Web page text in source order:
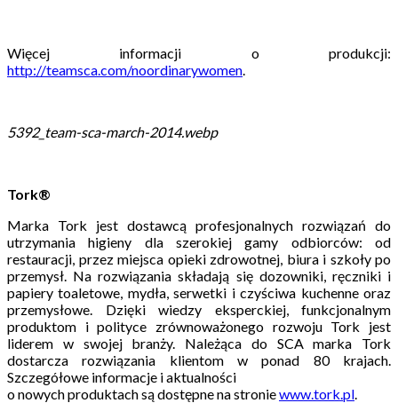
Więcej informacji o produkcji:
http://teamsca.com/noordinarywomen.
5392_team-sca-march-2014.webp
Tork®
Marka Tork jest dostawcą profesjonalnych rozwiązań do
utrzymania higieny dla szerokiej gamy odbiorców: od
restauracji, przez miejsca opieki zdrowotnej, biura i szkoły po
przemysł. Na rozwiązania składają się dozowniki, ręczniki i
papiery toaletowe, mydła, serwetki i czyściwa kuchenne oraz
przemysłowe. Dzięki wiedzy eksperckiej, funkcjonalnym
produktom i polityce zrównoważonego rozwoju Tork jest
liderem w swojej branży. Należąca do SCA marka Tork
dostarcza rozwiązania klientom w ponad 80 krajach.
Szczegółowe informacje i aktualności
o nowych produktach są dostępne na stroniewww.tork.pl.